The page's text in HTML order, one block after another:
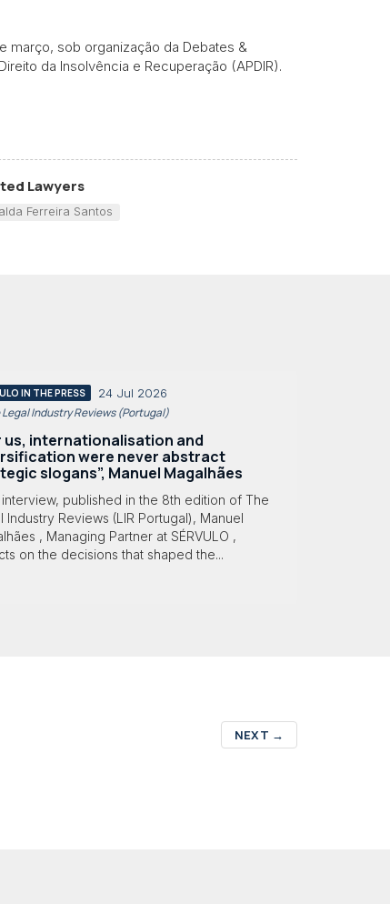
março, sob organização da Debates &
da Insolvência e Recuperação (APDIR).
Lawyers
Ferreira Santos
IN THE PRESS 24 Jul 2026
Legal Industry Reviews (Portugal)
us, internationalisation and
were never abstract
slogans”, Manuel Magalhães
interview, published in the 8th edition of The
Industry Reviews (LIR Portugal), Manuel
, Managing Partner at SÉRVULO ,
on the decisions that shaped the...
NEXT →